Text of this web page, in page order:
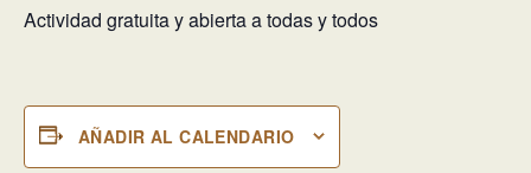
Actividad gratuita y abierta a todas y todos
AÑADIR AL CALENDARIO